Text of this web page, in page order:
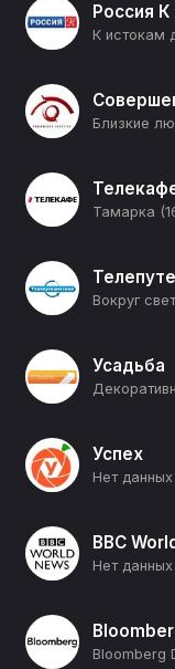
Россия К
К истокам
Близкие
Тамарка
Усадьба
Успех
Нет данных
BBC
Нет данных
Bloomberg